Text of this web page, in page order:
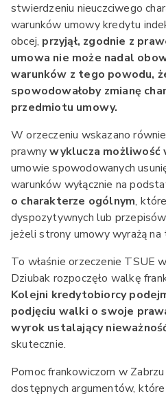
stwierdzeniu nieuczciwego
warunków umowy kredytu
obcej, przyjął, zgodnie z
umowa nie może nadal
warunków z tego powodu,
spowodowałoby zmianę
przedmiotu umowy.
W orzeczeniu wskazano
prawnywyklucza możliwość
umowie spowodowanych
warunków wyłącznie na
o charakterze ogólnym,
dyspozytywnych lub
jeżeli strony umowy wyrażą na
To właśnie orzeczenie TSUE
Dziubak rozpoczęło walkę
Kolejni kredytobiorcy
podjęciu walki o swoje
wyrok ustalający
skutecznie.
Pomoc frankowiczom w
dostępnych argumentów,